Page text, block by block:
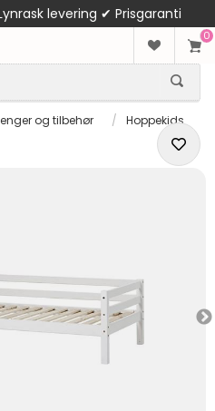
levering ✔ Prisgaranti
0
og tilbehør /
Hoppekids